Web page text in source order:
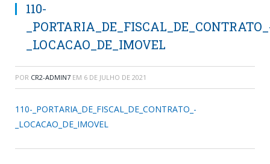
110-
_LOCACAO_DE_IMOVEL
POR CR2-ADMIN7 EM 6 DE JULHO DE 2021
110-_PORTARIA_DE_FISCAL_DE_CONTRATO_-
_LOCACAO_DE_IMOVEL